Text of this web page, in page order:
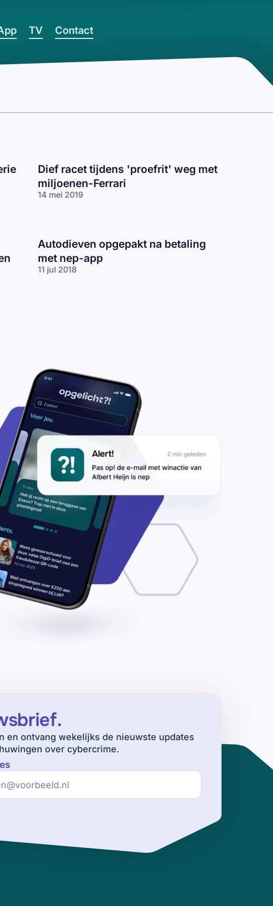
TV Contact
Dief racet tijdens 'proefrit' weg met
miljoenen-Ferrari
14 mei 2019
Autodieven opgepakt na betaling
met nep-app
11 jul 2018
.
en ontvang wekelijks de nieuwste updates
over cybercrime.